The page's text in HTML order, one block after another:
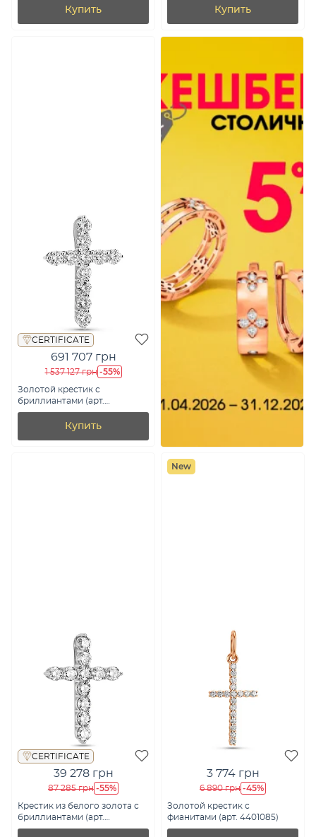
Купить Купить
CERTIFICATE
691 707 грн
1 537 127 грн -55%
Золотой крестик с
бриллиантами (арт.
3112455202)
Купить
CERTIFICATE
39 278 грн
87 285 грн -55%
Крестик из белого золота с
бриллиантами (арт.
3107587202)
New
3 774 грн
6 890 грн -45%
Золотой крестик с
фианитами (арт. 4401085)